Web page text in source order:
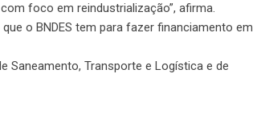
foco em reindustrialização”, afirma.
o BNDES tem para fazer financiamento em
Saneamento, Transporte e Logística e de